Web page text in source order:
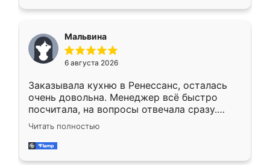
меньше, здесь же он более разнообразный.
Мне нравится ,если что-то потребуется из
мебели буду заказывать только здесь.
Мальвина
6 августа 2026
Заказывала кухню в Ренессанс, осталась
очень довольна. Менеджер всё быстро
посчитала, на вопросы отвечала сразу.
Замерщик приехал в субботу, подошёл к
делу со всей ответственностью. Собрали
за день, ребята работали аккуратно, даже
Читать полностью